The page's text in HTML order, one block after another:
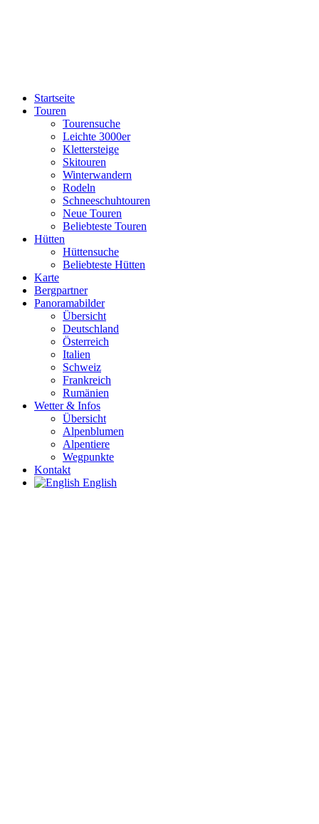
Startseite
Touren
Tourensuche
Leichte 3000er
Klettersteige
Skitouren
Winterwandern
Rodeln
Schneeschuhtouren
Neue Touren
Beliebteste Touren
Hütten
Hüttensuche
Beliebteste Hütten
Karte
Bergpartner
Panoramabilder
Übersicht
Deutschland
Österreich
Italien
Schweiz
Frankreich
Rumänien
Wetter & Infos
Übersicht
Alpenblumen
Alpentiere
Wegpunkte
Kontakt
English